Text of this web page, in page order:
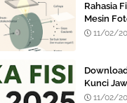
Rahasia
Mesin
Cahaya
11/02/
Kunci
202511/02/